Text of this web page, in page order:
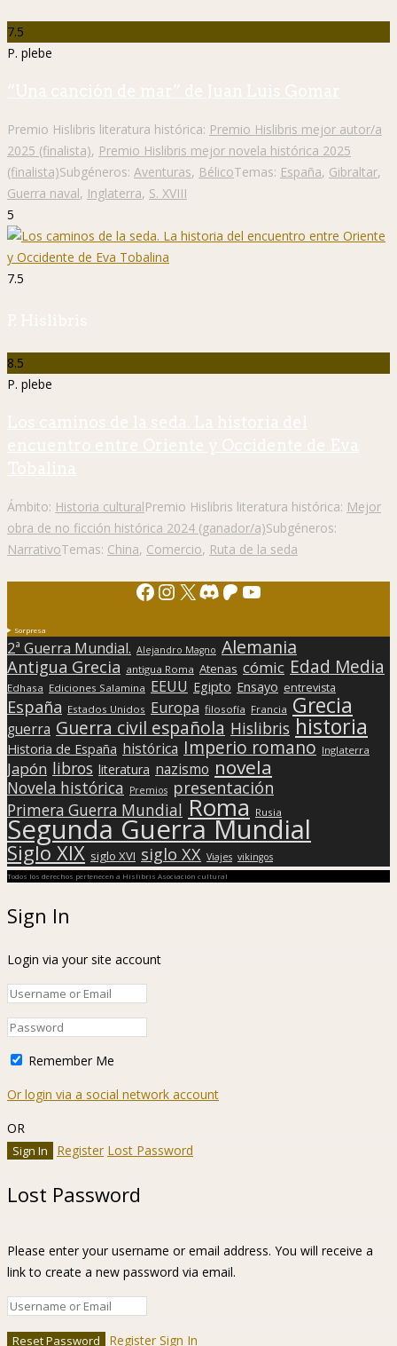
7.5
P. plebe
“Una canción de mar” de Juan Luis Gomar
Premio Hislibris literatura histórica: Premio Hislibris mejor autor/a
2025 (finalista), Premio Hislibris mejor novela histórica 2025
(finalista)Subgéneros: Aventuras, BélicoTemas: España, Gibraltar,
Guerra naval, Inglaterra, S. XVIII
5
7.5
P. Hislibris
8.5
P. plebe
Los caminos de la seda. La historia del
encuentro entre Oriente y Occidente de Eva
Tobalina
Ámbito: Historia culturalPremio Hislibris literatura histórica: Mejor
obra de no ficción histórica 2024 (ganador/a)Subgéneros:
NarrativoTemas: China, Comercio, Ruta de la seda
Facebook
Instagram
X Discord
Patreon
YouTube
Sorpresa
2ª Guerra Mundial. Alejandro Magno Alemania
Antigua Grecia antigua Roma Atenas cómic Edad Media
Edhasa Ediciones Salamina EEUU Egipto Ensayo entrevista
España Estados Unidos Europa filosofía Francia Grecia
guerra Guerra civil española Hislibris historia
Historia de España histórica Imperio romano Inglaterra
Japón libros literatura nazismo novela
Novela histórica Premios presentación
Primera Guerra Mundial Roma Rusia
Segunda Guerra Mundial
Siglo XIX siglo XVI siglo XX Viajes vikingos
Todos los derechos pertenecen a Hislibris Asociación cultural
Sign In
Login via your site account
Remember Me
Or login via a social network account
OR
Register Lost Password
Lost Password
Please enter your username or email address. You will receive a
link to create a new password via email.
Register Sign In